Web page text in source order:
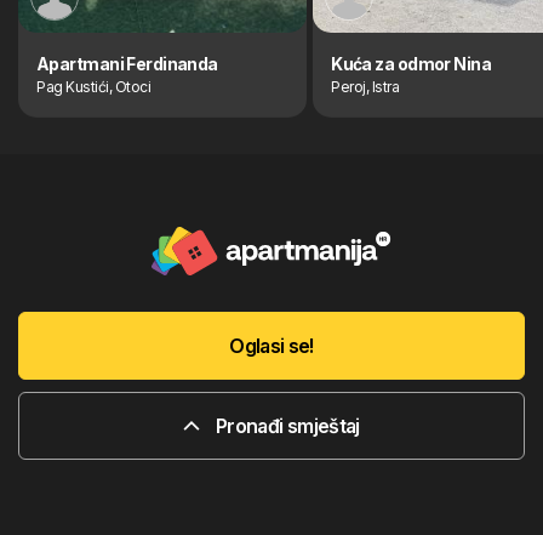
Apartmani Ferdinanda
Pag Kustići, Otoci
Kuća za odmor Nina
Peroj, Istra
Oglasi se!
Pronađi smještaj